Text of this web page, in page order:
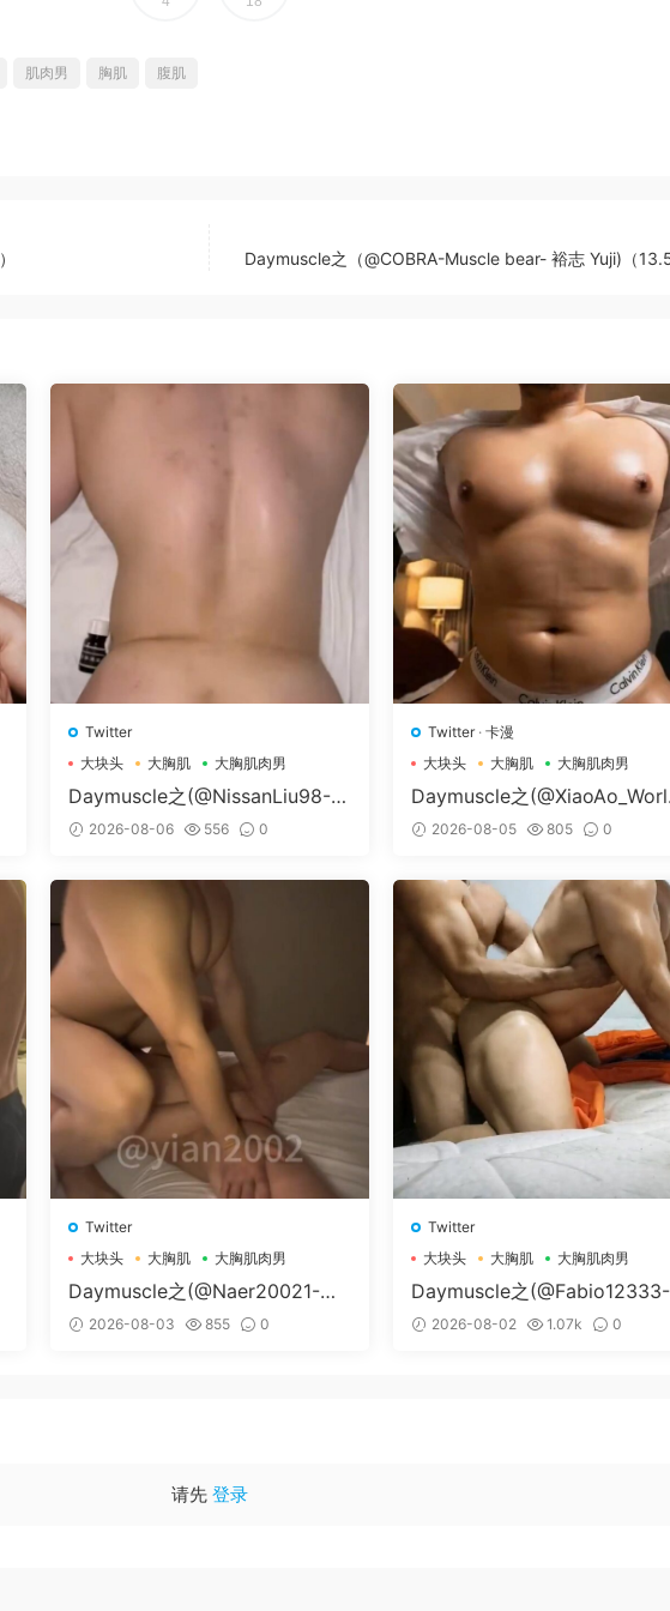
肌肉男 胸肌 腹肌
Daymuscle之（@COBRA-Muscle bear- 裕志 Yuji)（
Twitter
大块头
大胸肌 大胸肌肉男
Daymuscle之(@NissanLiu98-@
Nissan98）
2026-08-06 556 0
Twitter·卡漫
大块头
大胸肌 大胸肌肉男
Daymuscle之
@XiaoAo.art）
2026-08-05 805 0
Twitter
大块头
大胸肌 大胸肌肉男
Daymuscle之(@Naer20021-@
纳尔）
2026-08-03 855 0
Twitter
大块头
大胸肌 大胸肌肉男
Daymuscle之
辛叔是个G）
2026-08-02 1.07k 0
请先 登录